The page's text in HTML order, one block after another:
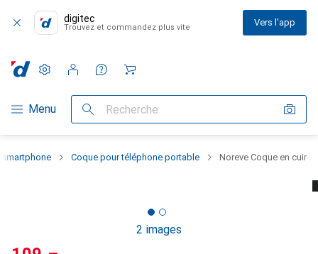
digitec
Trouvez et commandez plus vite Vers l'app
Navigation par catégorie
Menu Recherche
Paramètres
Compte client
Listes de comparaison
Listes d'envies
Panier
Coque pour téléphone portable Noreve Coque en cuir
2 images